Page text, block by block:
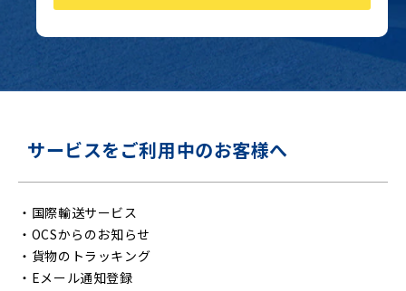
サービスをご利用中のお客様へ
・ 国際輸送サービス
・ OCSからのお知らせ
・ 貨物のトラッキング
・ Eメール通知登録